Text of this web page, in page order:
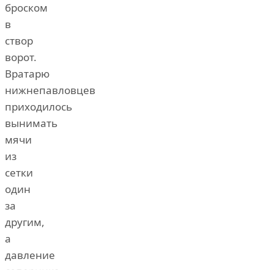
броском
в
створ
ворот.
Вратарю
нижнепавловцев
приходилось
вынимать
мячи
из
сетки
один
за
другим,
а
давление